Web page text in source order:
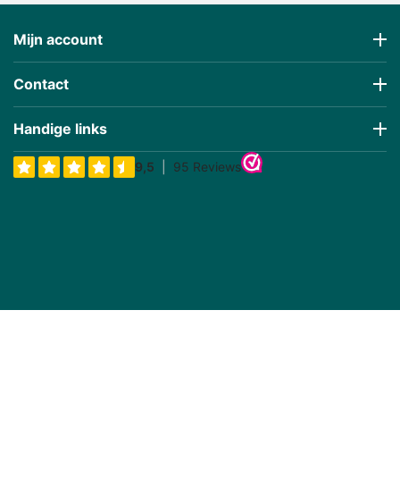
Mijn account
Contact
Handige links